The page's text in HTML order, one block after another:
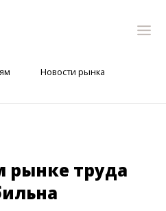
Новости рынка
рынке труда